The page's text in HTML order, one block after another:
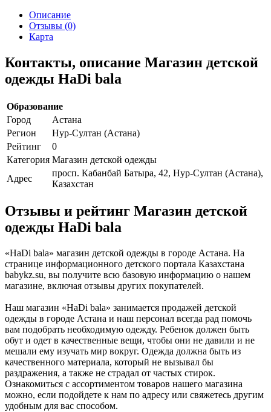
Описание
Отзывы (0)
Карта
Контакты, описание Магазин детской
одежды HaDi bala
Образование
Город
Астана
Регион
Нур-Султан (Астана)
Рейтинг
0
Категория Магазин детской одежды
Адрес
просп. Кабанбай Батыра, 42, Нур-Султан (Астана),
Казахстан
Отзывы и рейтинг Магазин детской
одежды HaDi bala
«HaDi bala» магазин детской одежды в городе Астана. На
странице информационного детского портала Казахстана
babykz.su, вы получите всю базовую информацию о нашем
магазине, включая отзывы других покупателей.
Наш магазин «HaDi bala» занимается продажей детской
одежды в городе Астана и наш персонал всегда рад помочь
вам подобрать необходимую одежду. Ребенок должен быть
обут и одет в качественные вещи, чтобы они не давили и не
мешали ему изучать мир вокруг. Одежда должна быть из
качественного материала, который не вызывал бы
раздражения, а также не страдал от частых стирок.
Ознакомиться с ассортиментом товаров нашего магазина
можно, если подойдете к нам по адресу или свяжетесь другим
удобным для вас способом.